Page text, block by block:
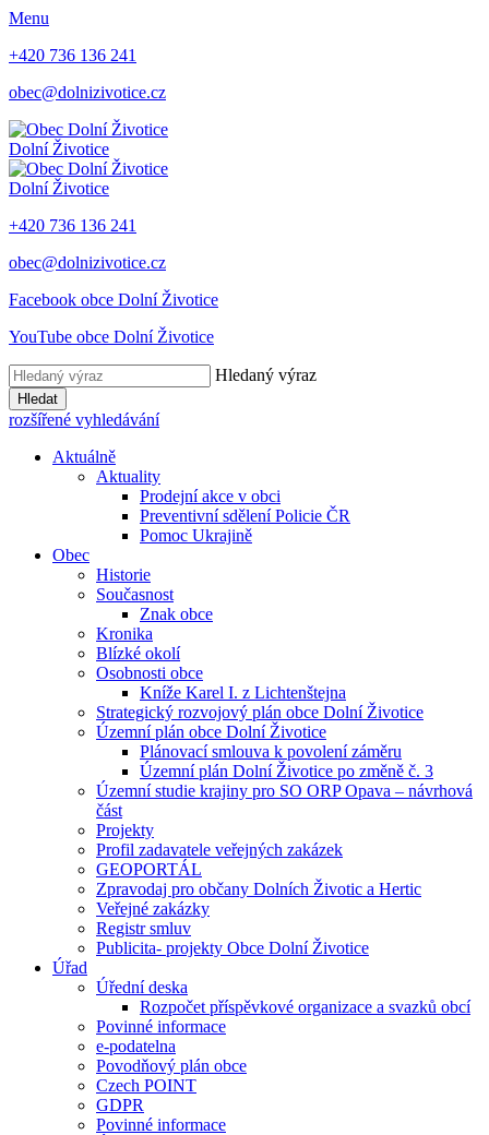
Menu
+420 736 136 241
obec@dolnizivotice.cz
Dolní Životice
Dolní Životice
+420 736 136 241
obec@dolnizivotice.cz
Facebook obce Dolní Životice
YouTube obce Dolní Životice
Hledaný výraz
Hledat
rozšířené vyhledávání
Aktuálně
Aktuality
Prodejní akce v obci
Preventivní sdělení Policie ČR
Pomoc Ukrajině
Obec
Historie
Současnost
Znak obce
Kronika
Blízké okolí
Osobnosti obce
Kníže Karel I. z Lichtenštejna
Strategický rozvojový plán obce Dolní Životice
Územní plán obce Dolní Životice
Plánovací smlouva k povolení záměru
Územní plán Dolní Životice po změně č. 3
Územní studie krajiny pro SO ORP Opava – návrhová
část
Projekty
Profil zadavatele veřejných zakázek
GEOPORTÁL
Zpravodaj pro občany Dolních Životic a Hertic
Veřejné zakázky
Registr smluv
Publicita- projekty Obce Dolní Životice
Úřad
Úřední deska
Rozpočet příspěvkové organizace a svazků obcí
Povinné informace
e-podatelna
Povodňový plán obce
Czech POINT
GDPR
Povinné informace